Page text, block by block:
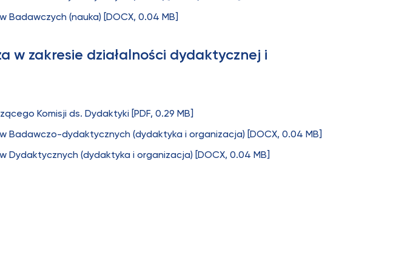
Badawczych (nauka) [DOCX, 0.04 MB]
w zakresie działalności dydaktycznej i
Komisji ds. Dydaktyki [PDF, 0.29 MB]
Badawczo-dydaktycznych (dydaktyka i organizacja) [DOCX, 0.04 MB]
Dydaktycznych (dydaktyka i organizacja) [DOCX, 0.04 MB]